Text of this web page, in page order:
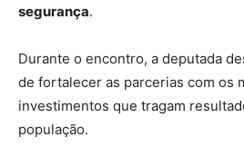
segurança.
Durante o encontro, a deputada
de fortalecer as parcerias com os
investimentos que tragam
população.